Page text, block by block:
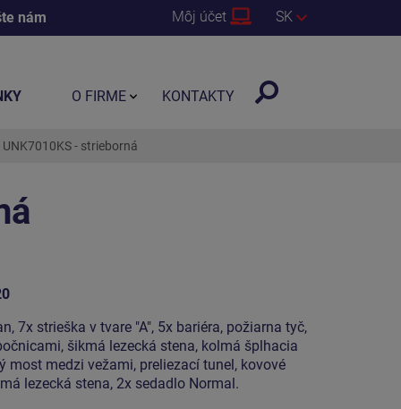
nám Môj účet SK
- strieborná
7x strieška v tvare "A", 5x bariéra, požiarna tyč,
šikmá lezecká stena, kolmá šplhacia
most medzi vežami, preliezací tunel, kovové
lezecká stena, 2x sedadlo Normal.
O FIRME KONTAKTY